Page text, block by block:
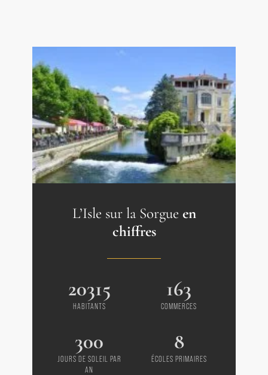
L’Isle sur la Sorgue en
chiffres
20315
HABITANTS
163
COMMERCES
300
JOURS DE SOLEIL PAR
AN
8
ÉCOLES PRIMAIRES